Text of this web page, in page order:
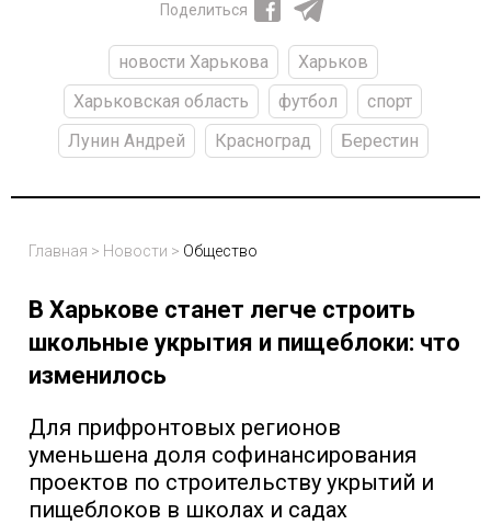
Поделиться
новости Харькова
Харьков
Харьковская область
футбол
спорт
Лунин Андрей
Красноград Берестин
Главная > Новости > Общество
В Харькове станет легче строить
школьные укрытия и пищеблоки: что
изменилось
Для прифронтовых регионов
уменьшена доля софинансирования
проектов по строительству укрытий и
пищеблоков в школах и садах